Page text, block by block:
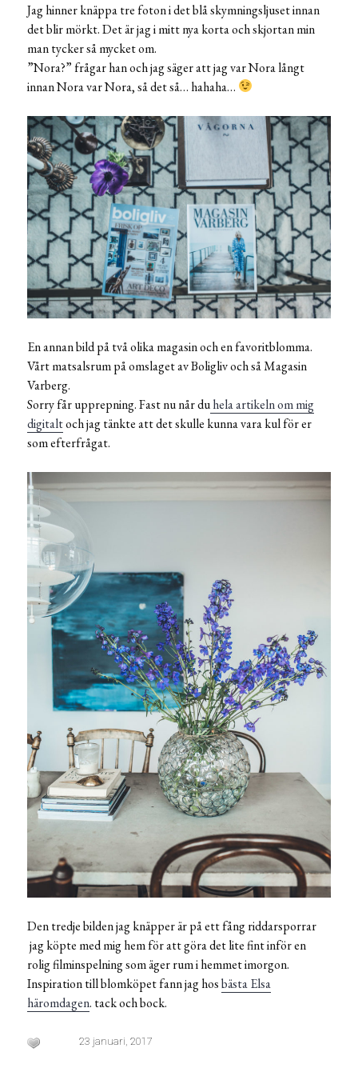
Jag hinner knäppa tre foton i det blå skymningsljuset innan
det blir mörkt. Det är jag i mitt nya korta och skjortan min
man tycker så mycket om.
”Nora?” frågar han och jag säger att jag var Nora långt
innan Nora var Nora, så det så… hahaha…
En annan bild på två olika magasin och en favoritblomma.
Vårt matsalsrum på omslaget av Boligliv och så Magasin
Varberg.
Sorry får upprepning. Fast nu når duhela artikeln om mig
digitaltoch jag tänkte att det skulle kunna vara kul för er
som efterfrågat.
Den tredje bilden jag knäpper är på ett fång riddarsporrar
jag köpte med mig hem för att göra det lite fint inför en
rolig filminspelning som äger rum i hemmet imorgon.
Inspiration till blomköpet fann jag hosbästa Elsa
häromdagen. tack och bock.
23 januari, 2017